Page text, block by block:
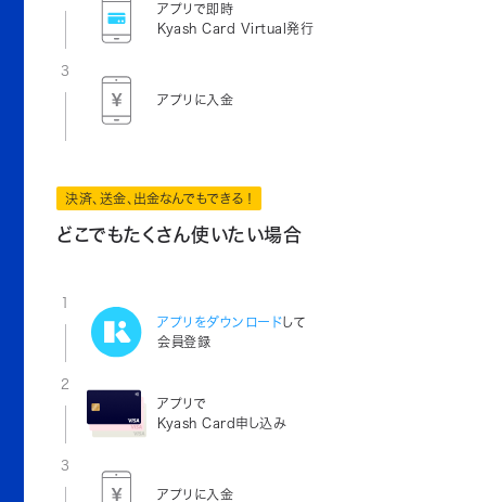
アプリで即時
Kyash Card Virtual発行
3
アプリに入金
決済、送金、出金なんでもできる！
どこでもたくさん使いたい場合
1
アプリをダウンロードして
会員登録
2
アプリで
Kyash Card申し込み
3
アプリに入金